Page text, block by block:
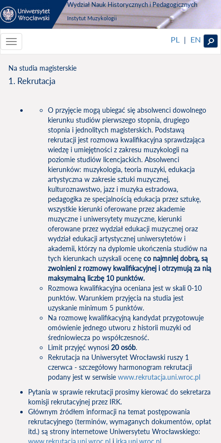
Wydział Nauk Historycznych i Pedagogicznych
Instytut Muzykologii
Toggle
navigationToggle
PL | EN
Na studia magisterskie
1. Rekrutacja
O przyjęcie mogą ubiegać się absolwenci dowolnego
kierunku studiów pierwszego stopnia, drugiego
stopnia i jednolitych magisterskich. Podstawą
rekrutacji jest rozmowa kwalifikacyjna sprawdzająca
wiedzę i umiejętności z zakresu muzykologii na
poziomie studiów licencjackich. Absolwenci
kierunków: muzykologia, teoria muzyki, edukacja
artystyczna w zakresie sztuki muzycznej,
kulturoznawstwo, jazz i muzyka estradowa,
pedagogika ze specjalnością edukacja przez sztukę,
wszystkie kierunki oferowane przez akademie
muzyczne i uniwersytety muzyczne, kierunki
oferowane przez wydział edukacji muzycznej oraz
wydział edukacji artystycznej uniwersytetów i
akademii, którzy na dyplomie ukończenia studiów na
tych kierunkach uzyskali ocenę co najmniej dobrą, są
zwolnieni z rozmowy kwalifikacyjnej i otrzymują za nią
maksymalną liczbę 10 punktów.
Rozmowa kwalifikacyjna oceniana jest w skali 0-10
punktów. Warunkiem przyjęcia na studia jest
uzyskanie minimum 5 punktów.
Na rozmowę kwalifikacyjną kandydat przygotowuje
omówienie jednego utworu z historii muzyki od
średniowiecza po współczesność.
Limit przyjęć wynosi 20 osób.
Rekrutacja na Uniwersytet Wrocławski ruszy 1
czerwca - szczegółowy harmonogram rekrutacji
podany jest w serwisie www.rekrutacja.uni.wroc.pl
Pytania w sprawie rekrutacji prosimy kierować do sekretarza
komisji rekrutacyjnej przez IRK.
Głównym źródłem informacji na temat postępowania
rekrutacyjnego (terminów, wymaganych dokumentów, opłat
itd.) są strony internetowe Uniwersytetu Wrocławskiego:
www.rekrutacja.uni.wroc.pl i irka.uni.wroc.pl